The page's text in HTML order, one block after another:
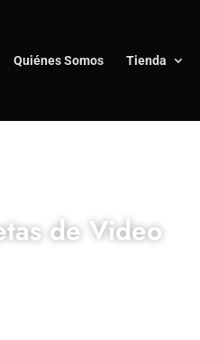
Quiénes Somos Tienda
de Video